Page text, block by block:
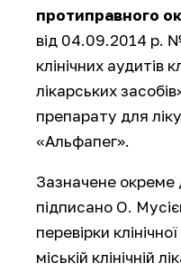
протиправного
від 04.09.2014 р.
клінічних аудитів
лікарських
препарату для
«Альфапег».
Зазначене окреме
підписано О.
перевірки
міській клінічній